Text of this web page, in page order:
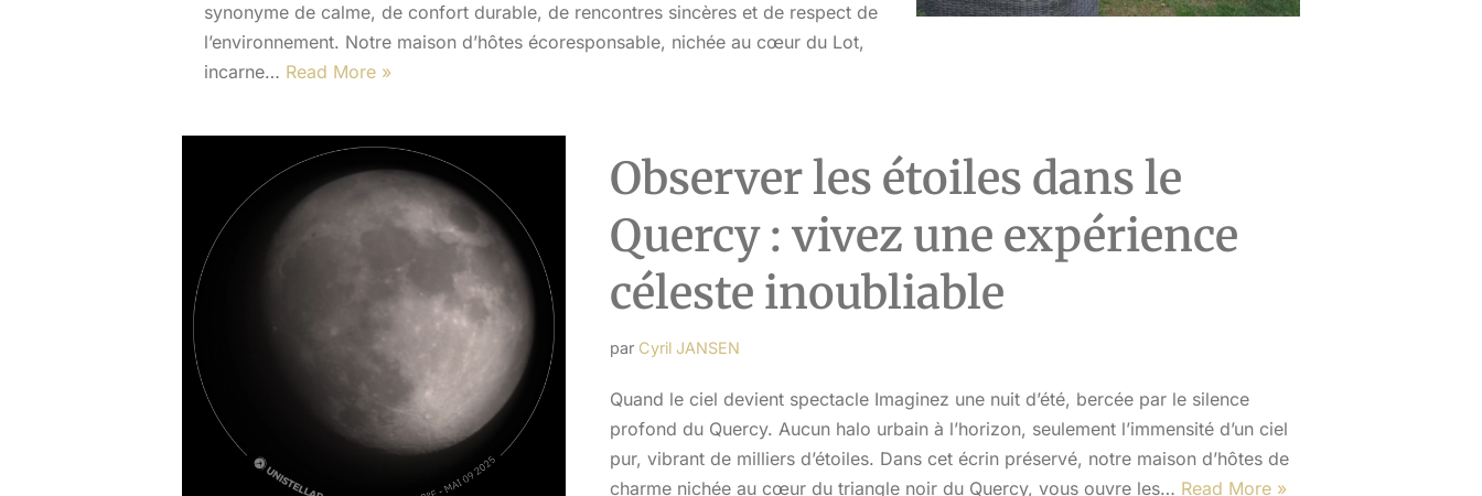
synonyme de calme, de confort durable, de rencontres sincères et de respect de
l’environnement. Notre maison d’hôtes écoresponsable, nichée au cœur du Lot,
incarne… Read More »
Observer les étoiles dans le
Quercy : vivez une expérience
céleste inoubliable
par Cyril JANSEN
Quand le ciel devient spectacle Imaginez une nuit d’été, bercée par le silence
profond du Quercy. Aucun halo urbain à l’horizon, seulement l’immensité d’un ciel
pur, vibrant de milliers d’étoiles. Dans cet écrin préservé, notre maison d’hôtes de
charme nichée au cœur du triangle noir du Quercy, vous ouvre les… Read More »